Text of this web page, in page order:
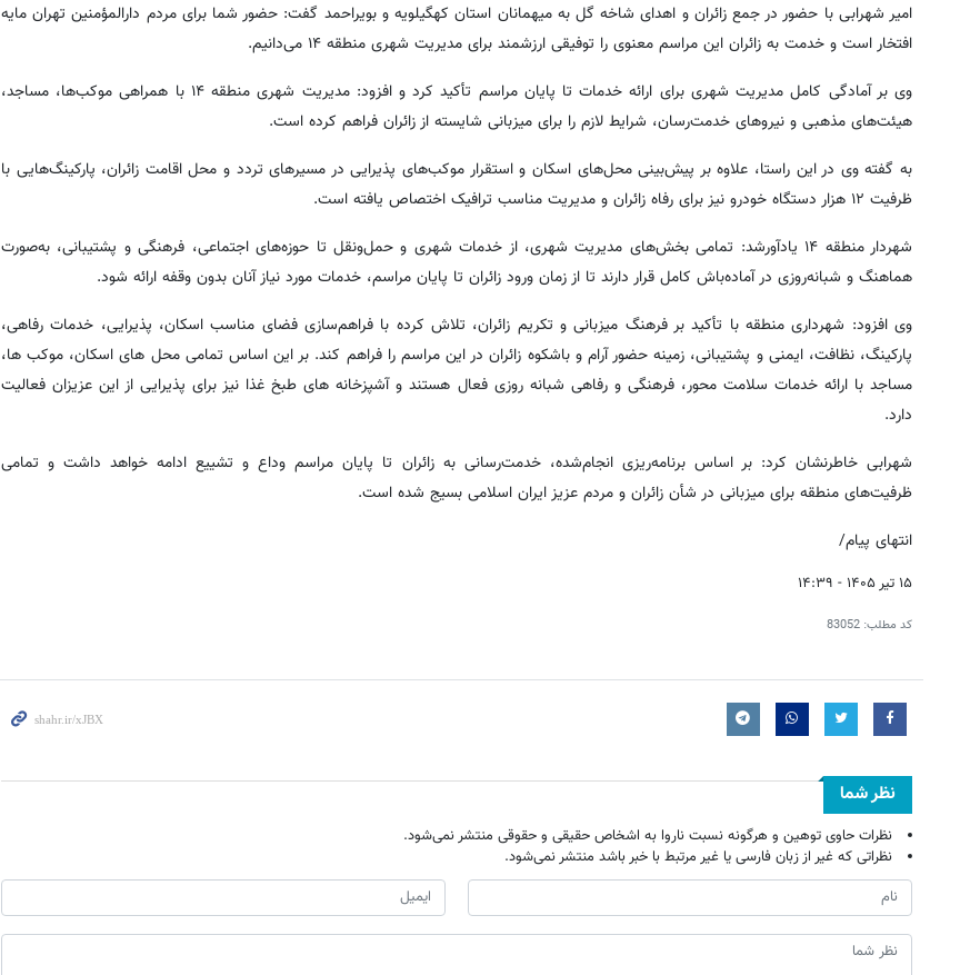
امیر شهرابی با حضور در جمع زائران و اهدای شاخه گل به میهمانان استان کهگیلویه و بویراحمد گفت: حضور شما برای مردم دارالمؤمنین تهران مایه
افتخار است و خدمت به زائران این مراسم معنوی را توفیقی ارزشمند برای مدیریت شهری منطقه ۱۴ می‌دانیم.
وی بر آمادگی کامل مدیریت شهری برای ارائه خدمات تا پایان مراسم تأکید کرد و افزود: مدیریت شهری منطقه ۱۴ با همراهی موکب‌ها، مساجد،
هیئت‌های مذهبی و نیروهای خدمت‌رسان، شرایط لازم را برای میزبانی شایسته از زائران فراهم کرده است.
به گفته وی در این راستا، علاوه بر پیش‌بینی محل‌های اسکان و استقرار موکب‌های پذیرایی در مسیرهای تردد و محل اقامت زائران، پارکینگ‌هایی با
ظرفیت ۱۲ هزار دستگاه خودرو نیز برای رفاه زائران و مدیریت مناسب ترافیک اختصاص یافته است.
شهردار منطقه ۱۴ یادآورشد: تمامی بخش‌های مدیریت شهری، از خدمات شهری و حمل‌ونقل تا حوزه‌های اجتماعی، فرهنگی و پشتیبانی، به‌صورت
هماهنگ و شبانه‌روزی در آماده‌باش کامل قرار دارند تا از زمان ورود زائران تا پایان مراسم، خدمات مورد نیاز آنان بدون وقفه ارائه شود.
وی افزود: شهرداری منطقه با تأکید بر فرهنگ میزبانی و تکریم زائران، تلاش کرده با فراهم‌سازی فضای مناسب اسکان، پذیرایی، خدمات رفاهی،
پارکینگ، نظافت، ایمنی و پشتیبانی، زمینه حضور آرام و باشکوه زائران در این مراسم را فراهم کند. بر این اساس تمامی محل های اسکان، موکب ها،
مساجد با ارائه خدمات سلامت محور، فرهنگی و رفاهی شبانه روزی فعال هستند و آشپزخانه های طبخ غذا نیز برای پذیرایی از این عزیزان فعالیت
دارد.
شهرابی خاطرنشان کرد: بر اساس برنامه‌ریزی انجام‌شده، خدمت‌رسانی به زائران تا پایان مراسم وداع و تشییع ادامه خواهد داشت و تمامی
ظرفیت‌های منطقه برای میزبانی در شأن زائران و مردم عزیز ایران اسلامی بسیج شده است.
انتهای پیام/
۱۵ تیر ۱۴۰۵ - ۱۴:۳۹
کد مطلب: 83052
نظر شما
نظرات حاوی توهین و هرگونه نسبت ناروا به اشخاص حقیقی و حقوقی منتشر نمی‌شود.
نظراتی که غیر از زبان فارسی یا غیر مرتبط با خبر باشد منتشر نمی‌شود.